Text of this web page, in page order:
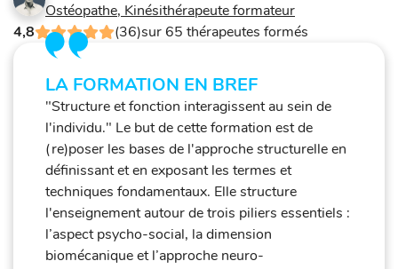
Ostéopathe, Kinésithérapeute formateur
4,8
(36)sur 65 thérapeutes formés
LA FORMATION EN BREF
"Structure et fonction interagissent au sein de
l'individu." Le but de cette formation est de
(re)poser les bases de l'approche structurelle en
définissant et en exposant les termes et
techniques fondamentaux. Elle structure
l'enseignement autour de trois piliers essentiels :
l’aspect psycho-social, la dimension
biomécanique et l’approche neuro-